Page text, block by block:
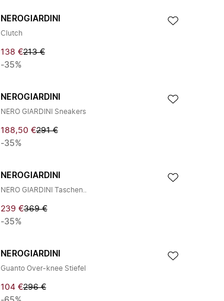
NEROGIARDINI
Clutch
138 €213 €
-35%
NEROGIARDINI
NERO GIARDINI Sneakers
188,50 €291 €
-35%
NEROGIARDINI
NERO GIARDINI Taschen..
239 €369 €
-35%
NEROGIARDINI
Guanto Over-knee Stiefel
104 €296 €